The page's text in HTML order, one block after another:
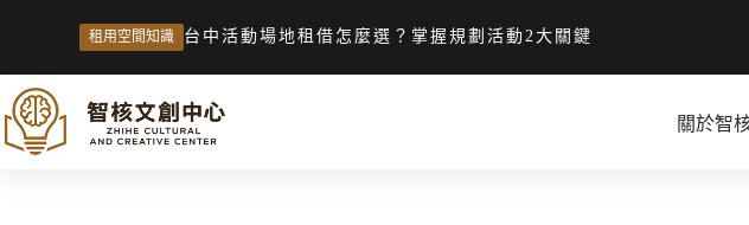
租用空間知識 台中活動場地租借怎麼選？掌握規劃活動2大關鍵
關於智